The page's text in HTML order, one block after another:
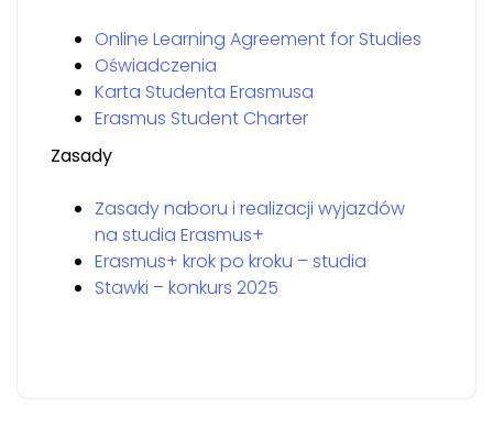
Online Learning Agreement for Studies
Oświadczenia
Karta Studenta Erasmusa
Erasmus Student Charter
Zasady
Zasady naboru i realizacji wyjazdów
na studia Erasmus+
Erasmus+ krok po kroku – studia
Stawki – konkurs 2025